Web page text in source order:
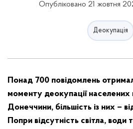
Опубліковано 21 жовтня
Деокупація
Понад 700 повідомлень
моменту деокупації населених
Донеччини, більшість із них –
Попри відсутність світла, води